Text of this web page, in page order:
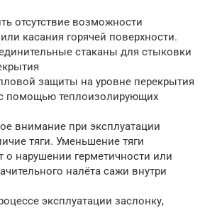
отсутствие возможности
касания горячей поверхности.
стаканы для стыковки
защиты на уровне перекрытия
помощью теплоизолирующих
внимание при эксплуатации
тяги. Уменьшение тяги
о нарушении герметичности или
налёта сажи внутри
эксплуатации заслонку,